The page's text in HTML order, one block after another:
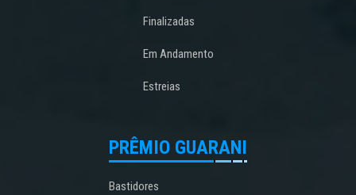
Finalizadas
Em Andamento
Estreias
PRÊMIO GUARANI
Bastidores